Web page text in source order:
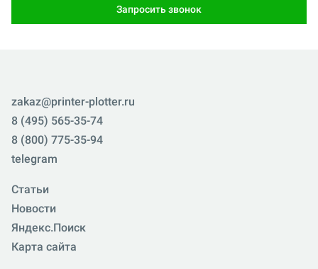
Запросить звонок
zakaz@printer-plotter.ru
8 (495) 565-35-74
8 (800) 775-35-94
telegram
Статьи
Новости
Яндекс.Поиск
Карта сайта